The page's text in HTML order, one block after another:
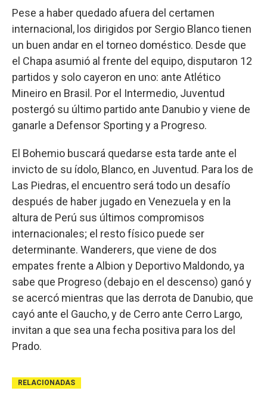
Pese a haber quedado afuera del certamen
internacional, los dirigidos por Sergio Blanco tienen
un buen andar en el torneo doméstico. Desde que
el Chapa asumió al frente del equipo, disputaron 12
partidos y solo cayeron en uno: ante Atlético
Mineiro en Brasil. Por el Intermedio, Juventud
postergó su último partido ante Danubio y viene de
ganarle a Defensor Sporting y a Progreso.
El Bohemio buscará quedarse esta tarde ante el
invicto de su ídolo, Blanco, en Juventud. Para los de
Las Piedras, el encuentro será todo un desafío
después de haber jugado en Venezuela y en la
altura de Perú sus últimos compromisos
internacionales; el resto físico puede ser
determinante. Wanderers, que viene de dos
empates frente a Albion y Deportivo Maldondo, ya
sabe que Progreso (debajo en el descenso) ganó y
se acercó mientras que las derrota de Danubio, que
cayó ante el Gaucho, y de Cerro ante Cerro Largo,
invitan a que sea una fecha positiva para los del
Prado.
RELACIONADAS